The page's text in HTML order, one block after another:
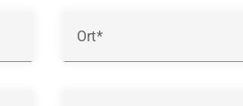
Ort